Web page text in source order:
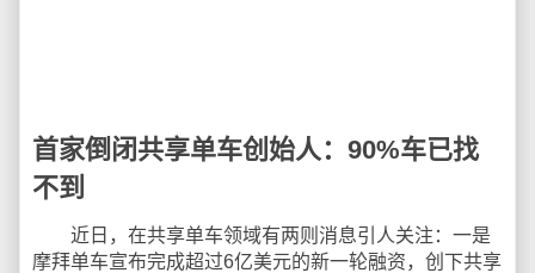
首家倒闭共享单车创始人：90%车已找
不到
近日，在共享单车领域有两则消息引人关注：一是
摩拜单车宣布完成超过6亿美元的新一轮融资，创下共享